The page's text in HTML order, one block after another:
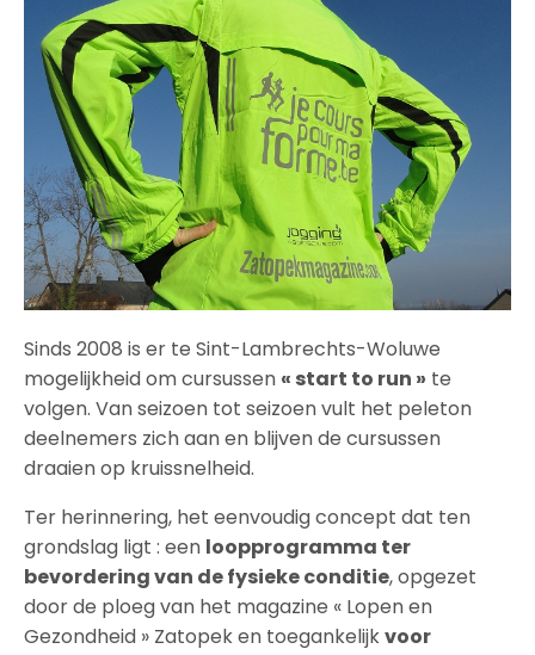
Sinds 2008 is er te Sint-Lambrechts-Woluwe
mogelijkheid om cursussen « start to run » te
volgen. Van seizoen tot seizoen vult het peleton
deelnemers zich aan en blijven de cursussen
draaien op kruissnelheid.
Ter herinnering, het eenvoudig concept dat ten
grondslag ligt : een loopprogramma ter
bevordering van de fysieke conditie, opgezet
door de ploeg van het magazine « Lopen en
Gezondheid » Zatopek en toegankelijkvoor